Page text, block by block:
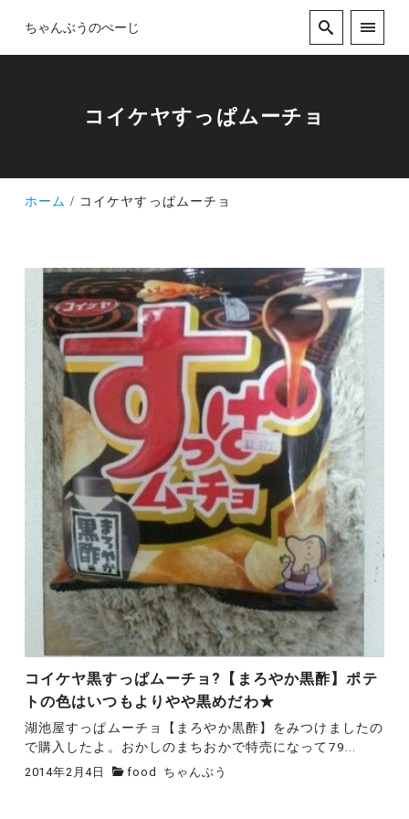
ちゃんぶうのぺーじ
コイケヤすっぱムーチョ
ホーム コイケヤすっぱムーチョ
コイケヤ黒すっぱムーチョ?【まろやか黒酢】ポテ
トの色はいつもよりやや黒めだわ★
湖池屋すっぱムーチョ【まろやか黒酢】をみつけましたの
で購入したよ。おかしのまちおかで特売になって79...
2014年2月4日 food ちゃんぶう